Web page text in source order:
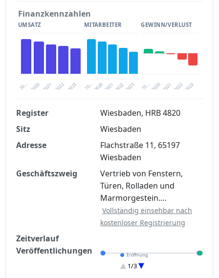
Finanzkennzahlen
UMSATZ
20… 2021 2023
2020 2022
MITARBEITER
20… 2021 2023
2020 2022
GEWINN/VERLUST
20… 2021 2023
2020 2022
Finanzkennzahlen nach kostenloser
Registrierung verfügbar
Jetzt kostenlos registrieren
Register
Wiesbaden, HRB 4820
Sitz
Wiesbaden
Adresse
Flachstraße 11, 65197
Wiesbaden
Geschäftszweig
Vertrieb von Fenstern,
Türen, Rolladen und
Marmorgestein.…
Vollständig einsehbar nach
kostenloser Registrierung
Zeitverlauf
Veröffentlichungen
Eröffnung
Entscheidung im Verfahren
Verteilungsverzeichnisse
1/3